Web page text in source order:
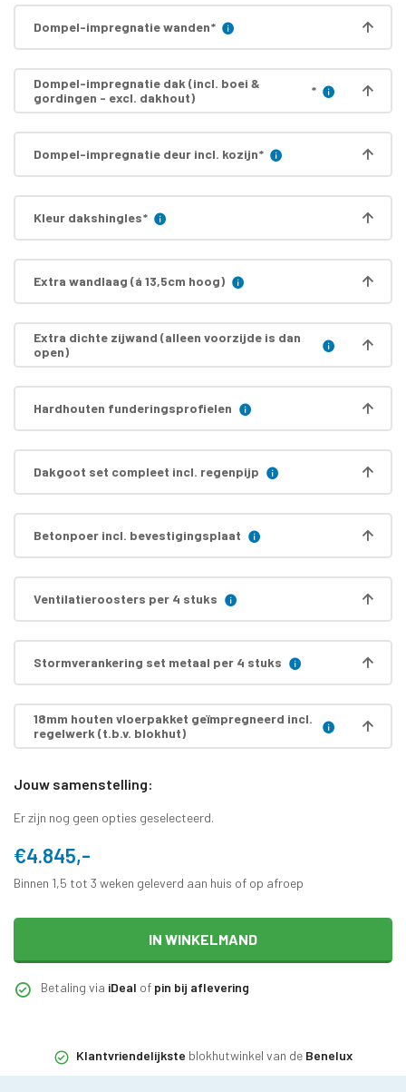
Dompel-impregnatie wanden*
Dompel-impregnatie dak (incl. boei &
gordingen - excl. dakhout)
*
Dompel-impregnatie deur incl. kozijn*
Kleur dakshingles*
Extra wandlaag (á 13,5cm hoog)
Extra dichte zijwand (alleen voorzijde is dan
open)
Hardhouten funderingsprofielen
Dakgoot set compleet incl. regenpijp
Betonpoer incl. bevestigingsplaat
Ventilatieroosters per 4 stuks
Stormverankering set metaal per 4 stuks
18mm houten vloerpakket geïmpregneerd incl.
regelwerk (t.b.v. blokhut)
Jouw samenstelling:
Er zijn nog geen opties geselecteerd.
€4.845,-
Binnen 1,5 tot 3 weken geleverd aan huis of op afroep
IN WINKELMAND
Betaling via iDeal of pin bij aflevering
Klantvriendelijkste blokhutwinkel van de Benelux